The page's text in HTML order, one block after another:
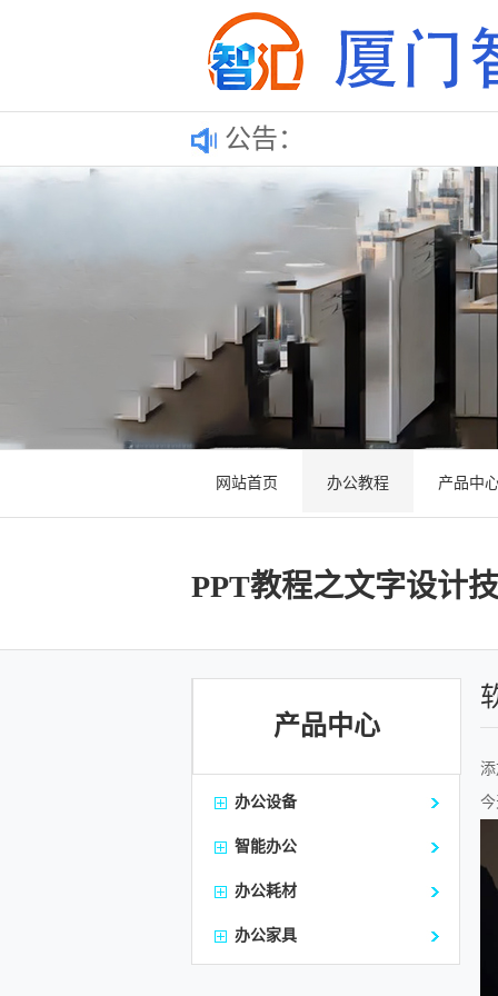
公告：
网站首页 办公教程 产品中
PPT教程之文字设计
产品中心
办公设备
智能办公
办公耗材
办公家具